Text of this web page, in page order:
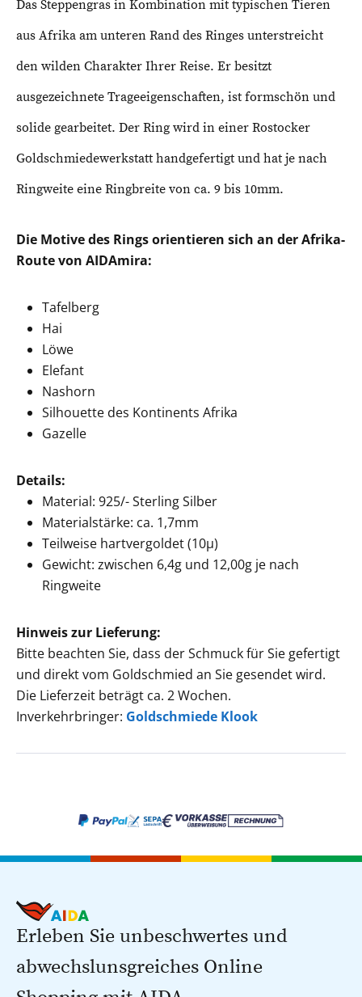
Das Steppengras in Kombination mit typischen Tieren
aus Afrika am unteren Rand des Ringes unterstreicht
den wilden Charakter Ihrer Reise. Er besitzt
ausgezeichnete Trageeigenschaften, ist formschön und
solide gearbeitet. Der Ring wird in einer Rostocker
Goldschmiedewerkstatt handgefertigt und hat je nach
Ringweite eine Ringbreite von ca. 9 bis 10mm.
Die Motive des Rings orientieren sich an der Afrika-
Route von AIDAmira:
Tafelberg
Hai
Löwe
Elefant
Nashorn
Silhouette des Kontinents Afrika
Gazelle
Details:
Material: 925/- Sterling Silber
Materialstärke: ca. 1,7mm
Teilweise hartvergoldet (10µ)
Gewicht: zwischen 6,4g und 12,00g je nach
Ringweite
Hinweis zur Lieferung:
Bitte beachten Sie, dass der Schmuck für Sie gefertigt
und direkt vom Goldschmied an Sie gesendet wird.
Die Lieferzeit beträgt ca. 2 Wochen.
Inverkehrbringer: Goldschmiede Klook
Erleben Sie unbeschwertes und
abwechslunsgreiches Online